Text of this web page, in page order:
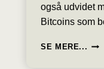
også udvidet
Bitcoins som
SE MERE...